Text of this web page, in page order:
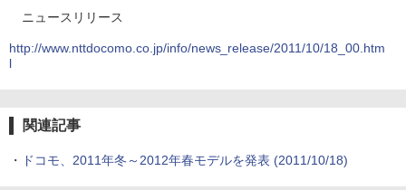
ニュースリリース
http://www.nttdocomo.co.jp/info/news_release/2011/10/18_00.htm
l
関連記事
・ ドコモ、2011年冬～2012年春モデルを発表 (2011/10/18)